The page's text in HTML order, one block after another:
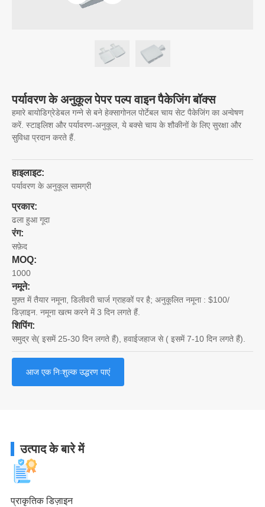
पर्यावरण के अनुकूल पेपर पल्प वाइन पैकेजिंग बॉक्स
हमारे बायोडिग्रेडेबल गन्ने से बने हेक्सागोनल पोर्टेबल चाय सेट पैकेजिंग का अन्वेषण
करें. स्टाइलिश और पर्यावरण-अनुकूल, ये बक्से चाय के शौकीनों के लिए सुरक्षा और
सुविधा प्रदान करते हैं.
हाइलाइट:
पर्यावरण के अनुकूल सामग्री
प्रकार:
ढला हुआ गूदा
रंग:
सफ़ेद
MOQ:
1000
नमूने:
मुफ़्त में तैयार नमूना, डिलीवरी चार्ज ग्राहकों पर है; अनुकूलित नमूना : $100/
डिज़ाइन. नमूना खत्म करने में 3 दिन लगते हैं.
शिपिंग:
समुद्र से( इसमें 25-30 दिन लगते हैं), हवाईजहाज से ( इसमें 7-10 दिन लगते हैं).
आज एक निःशुल्क उद्धरण पाएं
उत्पाद के बारे में
प्राकृतिक डिज़ाइन